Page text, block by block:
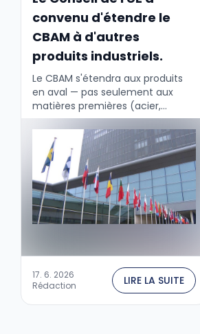
convenu d'étendre le
CBAM à d'autres
produits industriels.
Le CBAM s'étendra aux produits
en aval — pas seulement aux
matières premières (acier,
aluminium, ciment, électricité),
mais aussi aux produits
contenant une forte proportion
de ces matériaux. La Commission
17. 6. 2026
Rédaction
LIRE LA SUITE